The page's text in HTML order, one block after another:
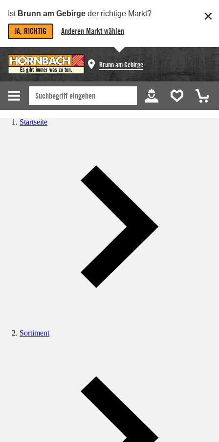
Ist Brunn am Gebirge der richtige Markt?
JA, RICHTIG Anderen Markt wählen
Brunn am Gebirge
Startseite
Sortiment